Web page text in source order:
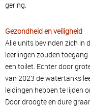
gering.
Gezondheid en veiligheid
Alle units bevinden zich in
leerlingen zouden
een toilet. Echter door
van 2023 de watertanks
leidingen hebben te lijden
Door droogte en dure